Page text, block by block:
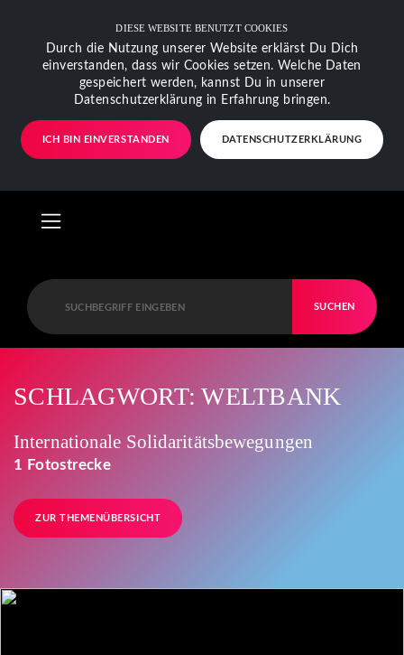
DIESE WEBSITE BENUTZT COOKIES
Durch die Nutzung unserer Website erklärst Du Dich
einverstanden, dass wir Cookies setzen. Welche Daten
gespeichert werden, kannst Du in unserer
Datenschutzerklärung in Erfahrung bringen.
ICH BIN EINVERSTANDEN DATENSCHUTZERKLÄRUNG
SUCHEN
SCHLAGWORT: WELTBANK
Internationale Solidaritätsbewegungen
1 Fotostrecke
ZUR THEMENÜBERSICHT